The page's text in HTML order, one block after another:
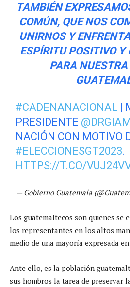
TAMBIÉN
COMÚN, QUE NOS
UNIRNOS Y
ESPÍRITU POSITIVO Y
PARA
#CADENANACIONAL |
PRESIDENTE
NACIÓN CON MOTIVO
#ELECCIONESGT2023.
HTTPS://T.CO/
— Gobierno Guatemala
Los guatemaltecos son quienes se
los representantes en los altos
medio de una mayoría expresada
Ante ello, es la población
sus hombros la tarea de preservar